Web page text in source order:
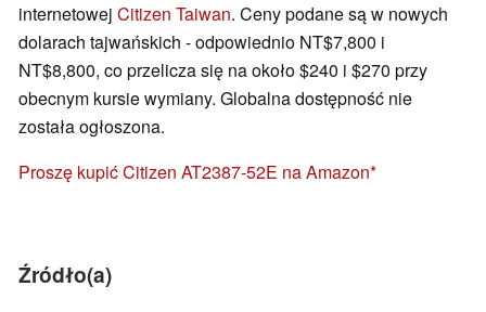
internetowej Citizen Taiwan. Ceny podane są w nowych
dolarach tajwańskich - odpowiednio NT$7,800 i
NT$8,800, co przelicza się na około $240 i $270 przy
obecnym kursie wymiany. Globalna dostępność nie
została ogłoszona.
Proszę kupić Citizen AT2387-52E na Amazon
Źródło(a)